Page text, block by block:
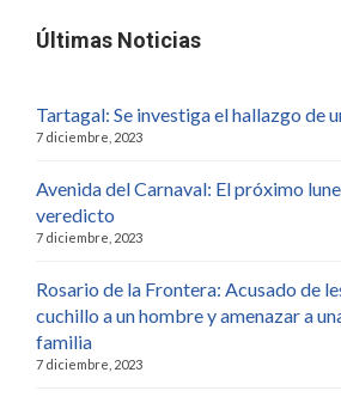
Últimas Noticias
Tartagal: Se investiga el hallazgo de
7 diciembre, 2023
Avenida del Carnaval: El próximo
veredicto
7 diciembre, 2023
Rosario de la Frontera: Acusado de
cuchillo a un hombre y amenazar a
familia
7 diciembre, 2023